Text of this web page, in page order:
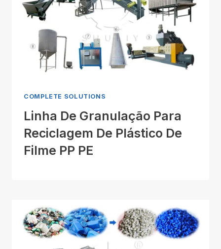
COMPLETE SOLUTIONS
Linha De Granulação Para
Reciclagem De Plástico De
Filme PP PE